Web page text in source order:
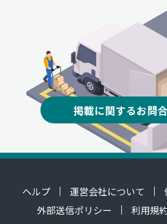
掲載に関するお問
ヘルプ 運営会社について
外部送信ポリシー
利用規